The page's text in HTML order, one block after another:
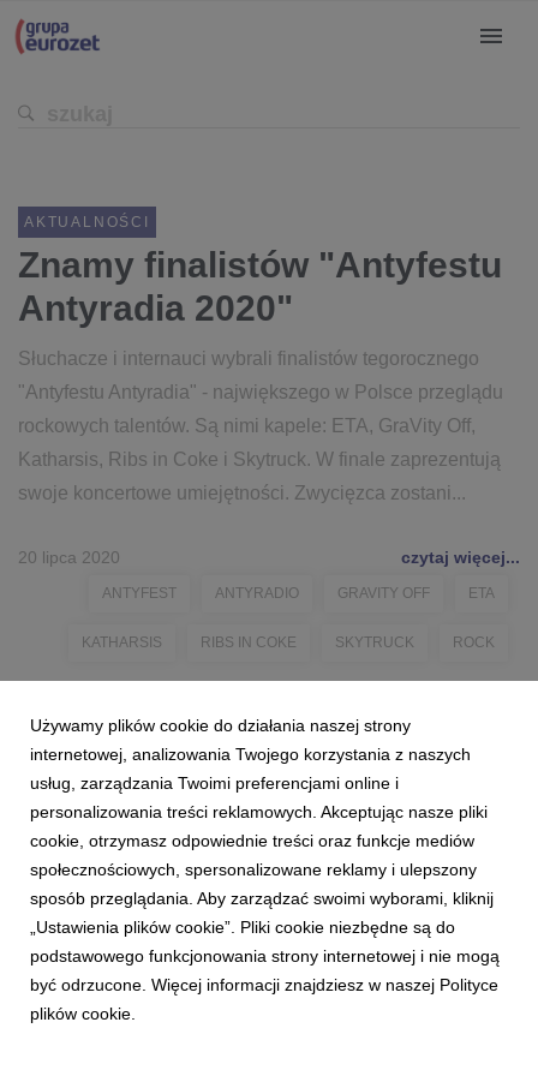
AKTUALNOŚCI
Znamy finalistów "Antyfestu
Antyradia 2020"
Słuchacze i internauci wybrali finalistów tegorocznego
"Antyfestu Antyradia" - największego w Polsce przeglądu
rockowych talentów. Są nimi kapele: ETA, GraVity Off,
Katharsis, Ribs in Coke i Skytruck. W finale zaprezentują
swoje koncertowe umiejętności. Zwycięzca zostani...
20 lipca 2020 czytaj więcej...
ANTYFEST ANTYRADIO GRAVITY OFF ETA
KATHARSIS RIBS IN COKE SKYTRUCK ROCK
Używamy plików cookie do działania naszej strony
internetowej, analizowania Twojego korzystania z naszych
usług, zarządzania Twoimi preferencjami online i
personalizowania treści reklamowych. Akceptując nasze pliki
cookie, otrzymasz odpowiednie treści oraz funkcje mediów
społecznościowych, spersonalizowane reklamy i ulepszony
sposób przeglądania. Aby zarządzać swoimi wyborami, kliknij
„Ustawienia plików cookie”. Pliki cookie niezbędne są do
podstawowego funkcjonowania strony internetowej i nie mogą
być odrzucone. Więcej informacji znajdziesz w naszej Polityce
plików cookie.